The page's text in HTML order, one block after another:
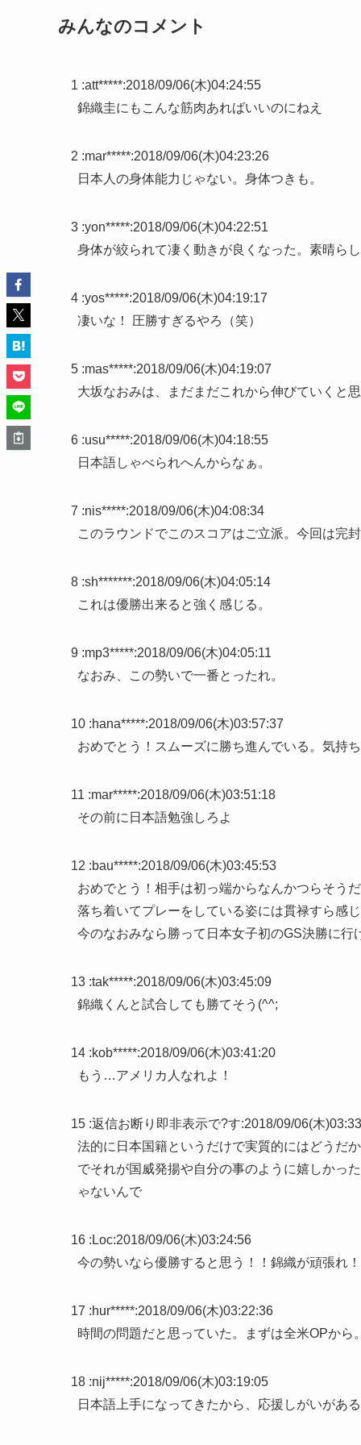
みんなのコメント
1 :att*****:2018/09/06(木)04:24:55
錦織圭にもこんな筋肉あればいいのにねえ
2 :mar*****:2018/09/06(木)04:23:26
日本人の身体能力じゃない。身体つきも。
3 :yon*****:2018/09/06(木)04:22:51
身体が絞られて凄く動きが良くなった。素晴ら
4 :yos*****:2018/09/06(木)04:19:17
凄いな！ 圧勝すぎるやろ（笑）
5 :mas*****:2018/09/06(木)04:19:07
大坂なおみは、まだまだこれから伸びていくと
6 :usu*****:2018/09/06(木)04:18:55
日本語しゃべられへんからなぁ。
7 :nis*****:2018/09/06(木)04:08:34
このラウンドでこのスコアはご立派。今回は完
8 :sh*******:2018/09/06(木)04:05:14
これは優勝出来ると強く感じる。
9 :mp3*****:2018/09/06(木)04:05:11
なおみ、この勢いで一番とったれ。
10 :hana*****:2018/09/06(木)03:57:37
おめでとう！スムーズに勝ち進んでいる。気持
11 :mar*****:2018/09/06(木)03:51:18
その前に日本語勉強しろよ
12 :bau*****:2018/09/06(木)03:45:53
おめでとう！相手は初っ端からなんかつらそう
落ち着いてプレーをしている姿には貫禄すら感
今のなおみなら勝って日本女子初のGS決勝に
13 :tak*****:2018/09/06(木)03:45:09
錦織くんと試合しても勝てそう(^^;
14 :kob*****:2018/09/06(木)03:41:20
もう…アメリカ人なれよ！
15 :返信お断り即非表示で?す:2018/09/06(木
法的に日本国籍というだけで実質的にはどうだ
でそれが国威発揚や自分の事のように嬉しかっ
ゃないんで
16 :Loc:2018/09/06(木)03:24:56
今の勢いなら優勝すると思う！！錦織が頑張れ！
17 :hur*****:2018/09/06(木)03:22:36
時間の問題だと思っていた。まずは全米OPか
18 :nij*****:2018/09/06(木)03:19:05
日本語上手になってきたから、応援しがいがあ